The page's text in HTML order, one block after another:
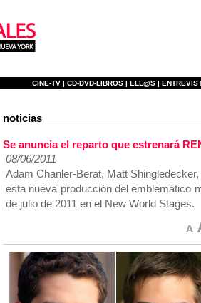
CINE-TV | CD-DVD-LIBROS | ELL@S |
noticias
Se anuncia el reparto que estrenará
08/06/2011
Adam Chanler-Berat, Matt
esta nueva producción del emblemático
de julio de 2011 en el New World Stages.